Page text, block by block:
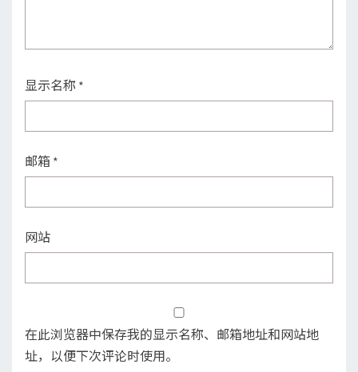
显示名称 *
邮箱 *
网站
在此浏览器中保存我的显示名称、邮箱地址和网站地
址，以便下次评论时使用。